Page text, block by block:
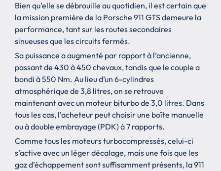
Bien qu’elle se débrouille au quotidien, il est certain que
la mission première de la Porsche 911 GTS demeure la
performance, tant sur les routes secondaires
sinueuses que les circuits fermés.
Sa puissance a augmenté par rapport à l’ancienne,
passant de 430 à 450 chevaux, tandis que le couple a
bondi à 550 Nm. Au lieu d’un 6-cylindres
atmosphérique de 3,8 litres, on se retrouve
maintenant avec un moteur biturbo de 3,0 litres. Dans
tous les cas, l’acheteur peut choisir une boîte manuelle
ou à double embrayage (PDK) à 7 rapports.
Comme tous les moteurs turbocompressés, celui-ci
s’active avec un léger décalage, mais une fois que les
gaz d’échappement sont suffisamment présents, la 911